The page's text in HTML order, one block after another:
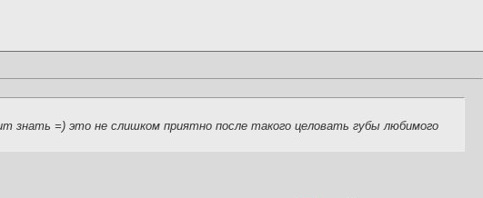
знать =) это не слишком приятно после такого целовать губы любимого